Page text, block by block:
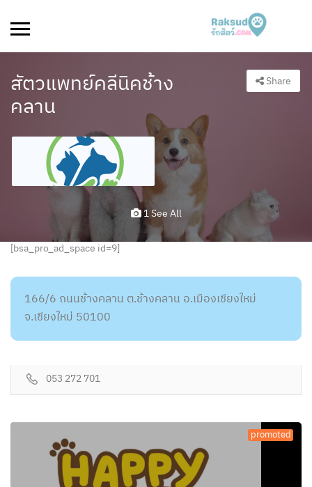
สัตวแพทย์คลีนิคช้าง
คลาน
Share
1 See All
[bsa_pro_ad_space id=9]
166/6 ถนนช้างคลาน ต.ช้างคลาน อ.เมืองเชียงใหม่
จ.เชียงใหม่ 50100
053 272 701
promoted